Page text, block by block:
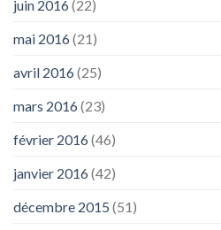
juin 2016(22)
mai 2016(21)
avril 2016(25)
mars 2016(23)
février 2016(46)
janvier 2016(42)
décembre 2015 (51)